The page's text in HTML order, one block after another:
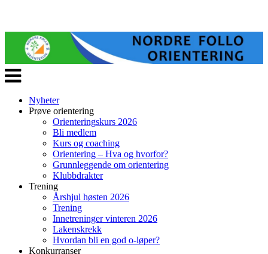
Veksle
navigasjon
Nyheter
Prøve orientering
Orienteringskurs 2026
Bli medlem
Kurs og coaching
Orientering – Hva og hvorfor?
Grunnleggende om orientering
Klubbdrakter
Trening
Årshjul høsten 2026
Trening
Innetreninger vinteren 2026
Lakenskrekk
Hvordan bli en god o-løper?
Konkurranser